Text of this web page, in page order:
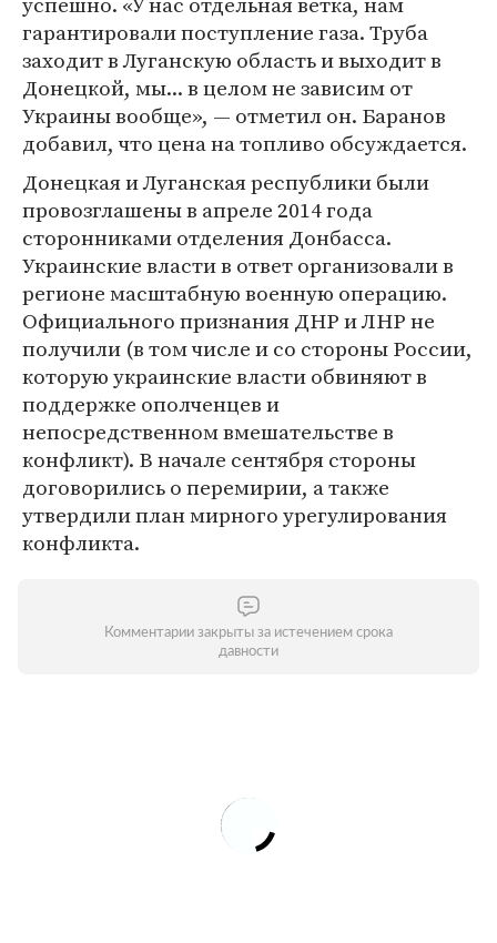
гарантировали поступление газа. Труба
заходит в Луганскую область и выходит в
Донецкой, мы... в целом не зависим от
Украины вообще», — отметил он. Баранов
добавил, что цена на топливо обсуждается.
Донецкая и Луганская республики были
провозглашены в апреле 2014 года
сторонниками отделения Донбасса.
Украинские власти в ответ организовали в
регионе масштабную военную операцию.
Официального признания ДНР и ЛНР не
получили (в том числе и со стороны России,
которую украинские власти обвиняют в
поддержке ополченцев и
непосредственном вмешательстве в
конфликт). В начале сентября стороны
договорились о перемирии, а также
утвердили план мирного урегулирования
конфликта.
Комментарии закрыты за истечением срока
давности